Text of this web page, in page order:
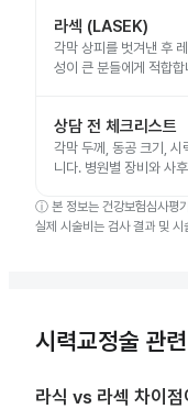
라섹 (LASEK)
각막 상피를 벗겨낸 후
성이 큰 분들에게 적합합
상담 전 체크리스트
각막 두께, 동공 크기, 시
니다. 병원별 장비와 사
ⓘ 본 정보는 건강보험심사평
실제 시술비는 검사 결과 및
시력교정술 관
라식 vs 라섹 차이